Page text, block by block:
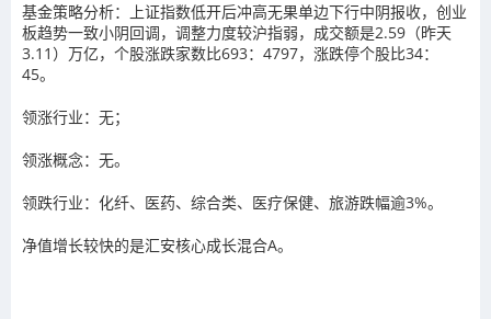
基金策略分析：上证指数低开后冲高无果单边下行中阴报收，创业
板趋势一致小阴回调，调整力度较沪指弱，成交额是2.59（昨天
3.11）万亿，个股涨跌家数比693：4797，涨跌停个股比34：
45。
领涨行业：无；
领涨概念：无。
领跌行业：化纤、医药、综合类、医疗保健、旅游跌幅逾3%。
净值增长较快的是汇安核心成长混合A。